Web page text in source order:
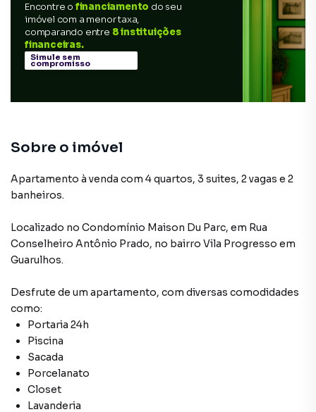
Encontre o financiamento do seu
imóvel com a menor taxa,
comparando entre 8 instituições
financeiras.
Simule sem
compromisso
Sobre o imóvel
Apartamento à venda com 4 quartos, 3 suites, 2 vagas e 2
banheiros.
Localizado no Condomínio Maison Du Parc, em Rua
Conselheiro Antônio Prado, no bairro Vila Progresso em
Guarulhos.
Desfrute de um apartamento, com diversas comodidades
como:
Portaria 24h
Piscina
Sacada
Porcelanato
Closet
Lavanderia